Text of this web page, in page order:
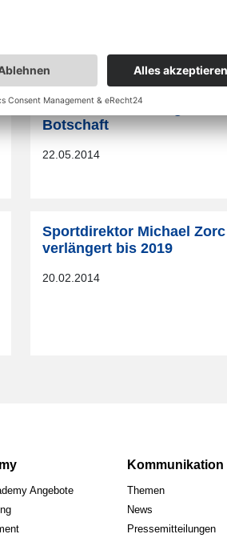
Borussia Dortmund
verbindet – Film gegen
Rechts als eindeutige
Botschaft
22.05.2014
Sportdirektor Michael Zorc
verlängert bis 2019
20.02.2014
Angebote
Kommunikation
Themen
News
Pressemitteilungen